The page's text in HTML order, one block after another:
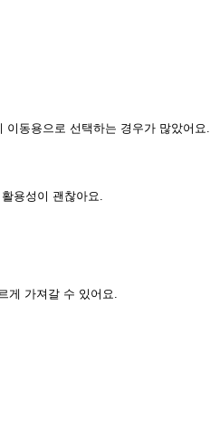
동용으로 선택하는 경우가 많았어요.
용성이 괜찮아요.
게 가져갈 수 있어요.